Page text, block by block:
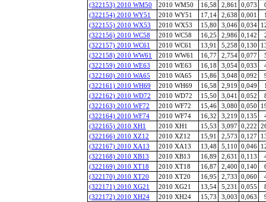
(322153) 2010 WM50
2010 WM50 16,58 2,861 0,073
(322154) 2010 WY51
2010 WY51 17,14 2,638 0,001
(322155) 2010 WX53
2010 WX53 15,80 3,046 0,034
(322156) 2010 WC58
2010 WC58 16,25 2,986 0,142
(322157) 2010 WC61
2010 WC61 13,91 5,258 0,130
(322158) 2010 WW61
2010 WW61 16,77 2,754 0,077
(322159) 2010 WE63
2010 WE63 16,18 3,054 0,033
(322160) 2010 WA65
2010 WA65 15,86 3,048 0,092
(322161) 2010 WH69
2010 WH69 16,58 2,919 0,049
(322162) 2010 WD72
2010 WD72 15,50 3,041 0,052
(322163) 2010 WF72
2010 WF72 15,46 3,080 0,050
(322164) 2010 WF74
2010 WF74 16,32 3,219 0,135
(322165) 2010 XH1
2010 XH1 15,53 3,097 0,222
(322166) 2010 XZ12
2010 XZ12 15,91 2,573 0,127
(322167) 2010 XA13
2010 XA13 13,48 5,110 0,046
(322168) 2010 XB13
2010 XB13 16,89 2,631 0,113
(322169) 2010 XT18
2010 XT18 16,87 2,400 0,140
(322170) 2010 XT20
2010 XT20 16,95 2,733 0,060
(322171) 2010 XG21
2010 XG21 13,54 5,231 0,055
(322172) 2010 XH24
2010 XH24 15,73 3,003 0,063